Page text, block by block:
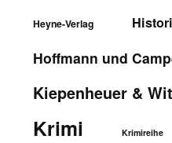
Heyne-Verlag
Hoffmann und
Kiepenheuer &
Krimi Krimireihe